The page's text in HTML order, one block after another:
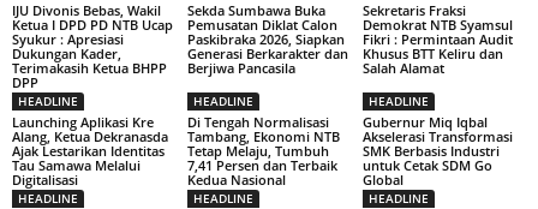
IJU Divonis Bebas, Wakil
Ketua I DPD PD NTB Ucap
Syukur : Apresiasi
Dukungan Kader,
Terimakasih Ketua BHPP
DPP
Sekda Sumbawa Buka
Pemusatan Diklat Calon
Paskibraka 2026, Siapkan
Generasi Berkarakter dan
Berjiwa Pancasila
Sekretaris Fraksi
Demokrat NTB Syamsul
Fikri : Permintaan Audit
Khusus BTT Keliru dan
Salah Alamat
HEADLINE
Launching Aplikasi Kre
Alang, Ketua Dekranasda
Ajak Lestarikan Identitas
Tau Samawa Melalui
Digitalisasi
HEADLINE
Di Tengah Normalisasi
Tambang, Ekonomi NTB
Tetap Melaju, Tumbuh
7,41 Persen dan Terbaik
Kedua Nasional
HEADLINE
Gubernur Miq Iqbal
Akselerasi Transformasi
SMK Berbasis Industri
untuk Cetak SDM Go
Global
HEADLINE HEADLINE HEADLINE